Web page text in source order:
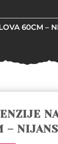
60CM –
–